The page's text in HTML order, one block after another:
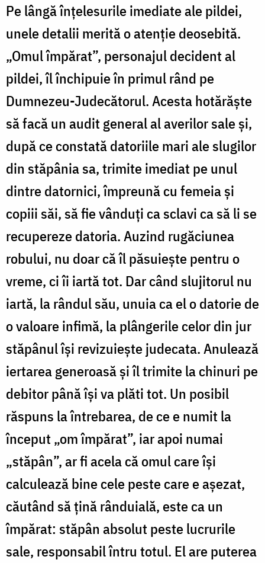
Pe lângă înțelesurile imediate ale pildei,
unele detalii merită o atenție deosebită.
„Omul împărat”, personajul decident al
pildei, îl închipuie în primul rând pe
Dumnezeu-Judecătorul. Acesta hotărăște
să facă un audit general al averilor sale și,
după ce constată datoriile mari ale slugilor
din stăpânia sa, trimite imediat pe unul
dintre datornici, împreună cu femeia și
copiii săi, să fie vânduți ca sclavi ca să li se
recupereze datoria. Auzind rugăciunea
robului, nu doar că îl păsuiește pentru o
vreme, ci îi iartă tot. Dar când slujitorul nu
iartă, la rândul său, unuia ca el o datorie de
o valoare infimă, la plângerile celor din jur
stăpânul își revizuiește judecata. Anulează
iertarea generoasă și îl trimite la chinuri pe
debitor până își va plăti tot. Un posibil
răspuns la întrebarea, de ce e numit la
început „om împărat”, iar apoi numai
„stăpân”, ar fi acela că omul care își
calculează bine cele peste care e așezat,
căutând să țină rânduială, este ca un
împărat: stăpân absolut peste lucrurile
sale, responsabil întru totul. El are puterea